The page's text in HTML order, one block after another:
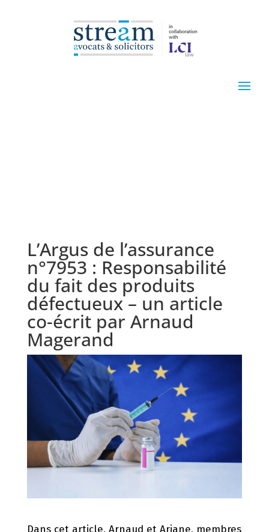
L’Argus de l’assurance
n°7953 : Responsabilité
du fait des produits
défectueux – un article
co-écrit par Arnaud
Magerand
Dans cet article, Arnaud et Ariane, membres